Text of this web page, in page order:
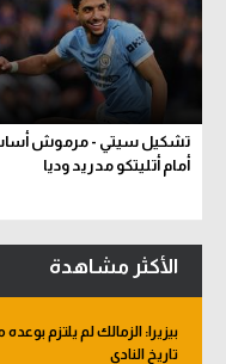
تشكيل سيتي - مرموش
أمام أتليتكو مدريد وديا
الأكثر مشاهدة
بيزيرا: الزمالك لم يلتزم
تاريخ النادي